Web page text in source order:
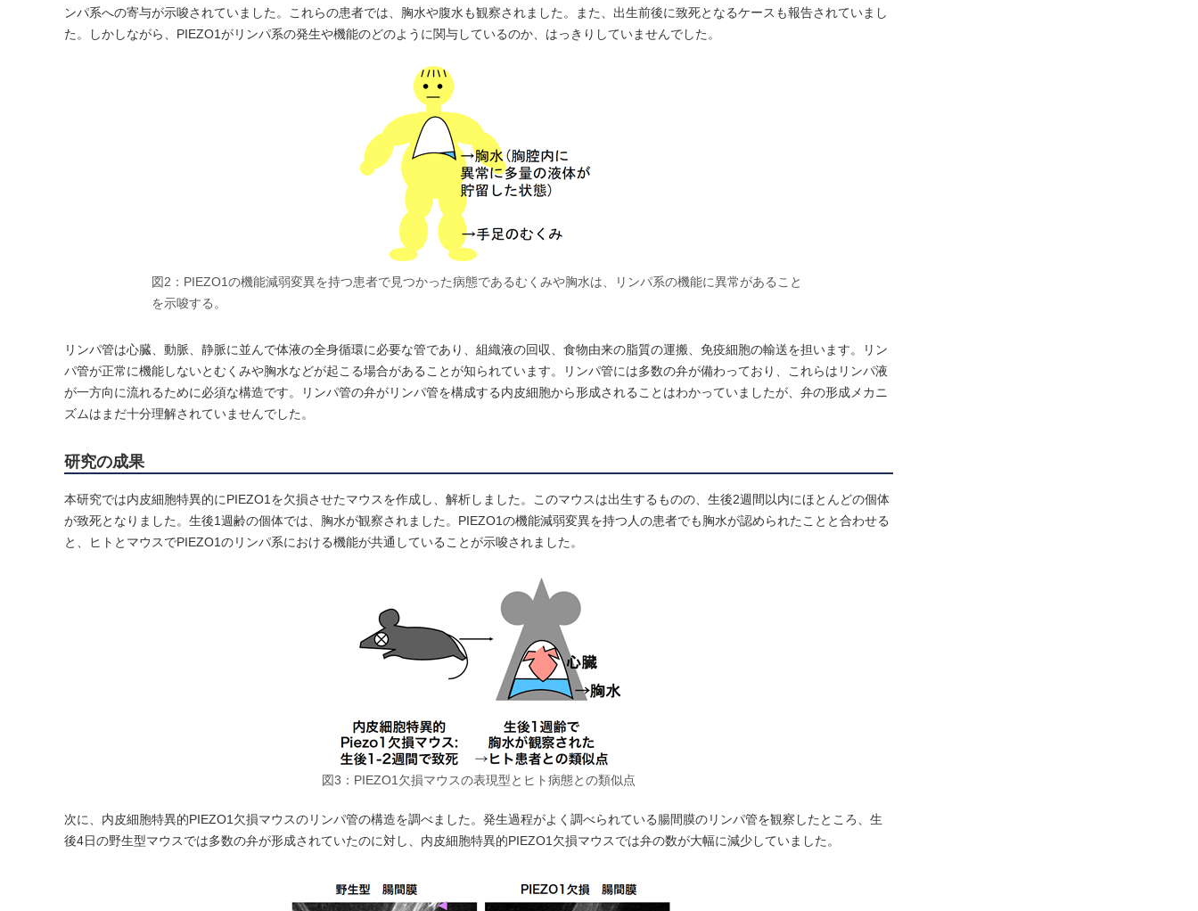
ンパ系への寄与が示唆されていました。これらの患者では、胸水や腹水も観察されました。また、出生前後に致死となるケースも報告されていまし
た。しかしながら、PIEZO1がリンパ系の発生や機能のどのように関与しているのか、はっきりしていませんでした。
図2：PIEZO1の機能減弱変異を持つ患者で見つかった病態であるむくみや胸水は、リンパ系の機能に異常があること
を示唆する。
リンパ管は心臓、動脈、静脈に並んで体液の全身循環に必要な管であり、組織液の回収、食物由来の脂質の運搬、免疫細胞の輸送を担います。リン
パ管が正常に機能しないとむくみや胸水などが起こる場合があることが知られています。リンパ管には多数の弁が備わっており、これらはリンパ液
が一方向に流れるために必須な構造です。リンパ管の弁がリンパ管を構成する内皮細胞から形成されることはわかっていましたが、弁の形成メカニ
ズムはまだ十分理解されていませんでした。
研究の成果
本研究では内皮細胞特異的にPIEZO1を欠損させたマウスを作成し、解析しました。このマウスは出生するものの、生後2週間以内にほとんどの個体
が致死となりました。生後1週齢の個体では、胸水が観察されました。PIEZO1の機能減弱変異を持つ人の患者でも胸水が認められたことと合わせる
と、ヒトとマウスでPIEZO1のリンパ系における機能が共通していることが示唆されました。
図3：PIEZO1欠損マウスの表現型とヒト病態との類似点
次に、内皮細胞特異的PIEZO1欠損マウスのリンパ管の構造を調べました。発生過程がよく調べられている腸間膜のリンパ管を観察したところ、生
後4日の野生型マウスでは多数の弁が形成されていたのに対し、内皮細胞特異的PIEZO1欠損マウスでは弁の数が大幅に減少していました。